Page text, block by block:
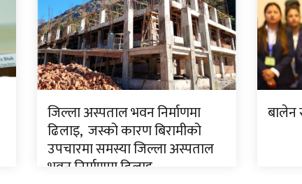
जिल्ला अस्पताल भवन निर्माणमा
ढिलाइ, जस्को कारण बिरामीको
उपचारमा समस्या जिल्ला अस्पताल
भवन निर्माणमा ढिलाइ,
बालेन